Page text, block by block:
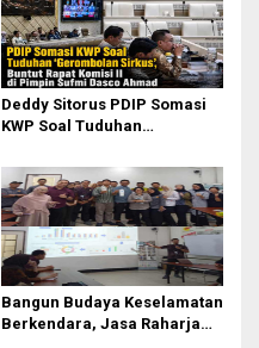
Deddy Sitorus PDIP Somasi
KWP Soal Tuduhan
Rapat Komisi II Dipimpin
Sufmi Dasco Ahmad
Bangun Budaya Keselamatan
Berkendara, Jasa Raharja